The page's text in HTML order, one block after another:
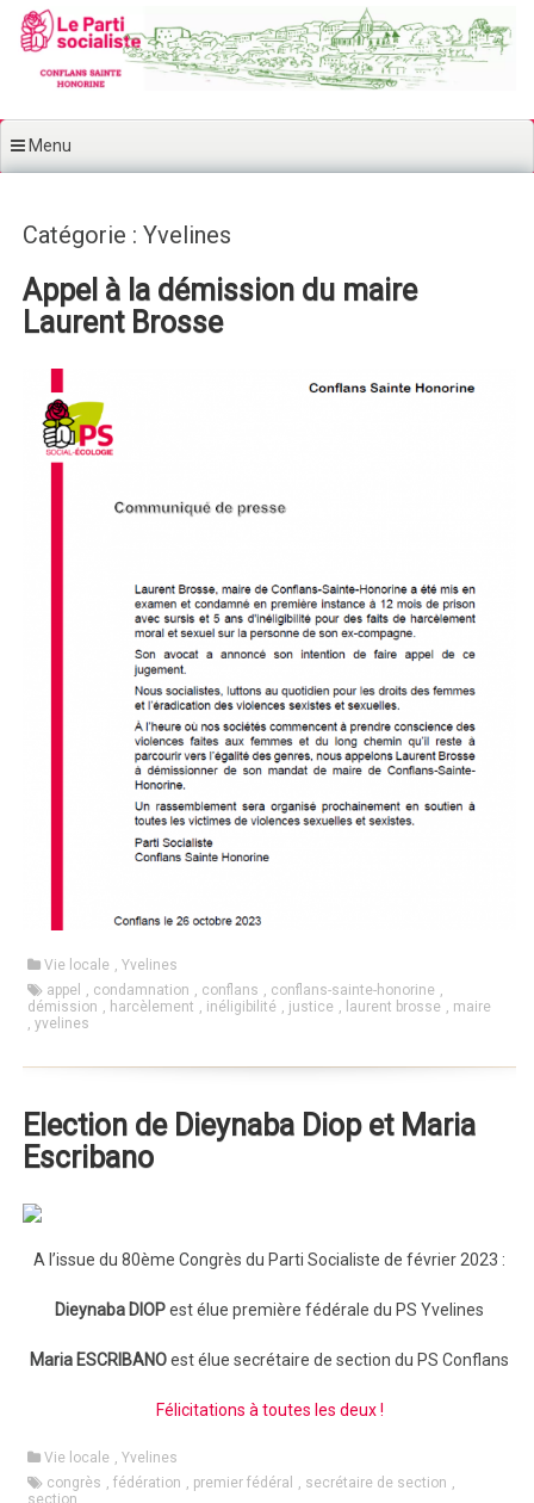
Aller au contenu principal
Menu
Catégorie : Yvelines
Appel à la démission du maire
Laurent Brosse
Vie locale ,Yvelines
appel , condamnation , conflans , conflans-sainte-honorine ,
démission , harcèlement , inéligibilité , justice , laurent brosse , maire
,yvelines
Election de Dieynaba Diop et Maria
Escribano
A l’issue du 80ème Congrès du Parti Socialiste de février 2023 :
Dieynaba DIOPest élue première fédérale du PS Yvelines
Maria ESCRIBANOest élue secrétaire de section du PS Conflans
Félicitations à toutes les deux !
Vie locale ,Yvelines
congrès ,fédération , premier fédéral , secrétaire de section ,